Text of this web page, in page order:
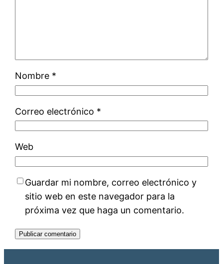
Nombre *
Correo electrónico *
Web
Guardar mi nombre, correo electrónico y
sitio web en este navegador para la
próxima vez que haga un comentario.